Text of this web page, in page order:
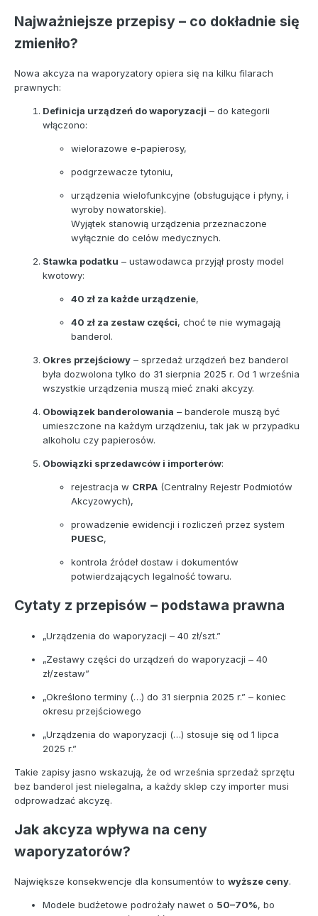
Najważniejsze przepisy – co dokładnie się
zmieniło?
Nowa akcyza na waporyzatory opiera się na kilku filarach
prawnych:
Definicja urządzeń do waporyzacji – do kategorii
włączono:
wielorazowe e-papierosy,
podgrzewacze tytoniu,
urządzenia wielofunkcyjne (obsługujące i płyny, i
wyroby nowatorskie).
Wyjątek stanowią urządzenia przeznaczone
wyłącznie do celów medycznych.
Stawka podatku – ustawodawca przyjął prosty model
kwotowy:
40 zł za każde urządzenie,
40 zł za zestaw części, choć te nie wymagają
banderol.
Okres przejściowy – sprzedaż urządzeń bez banderol
była dozwolona tylko do 31 sierpnia 2025 r. Od 1 września
wszystkie urządzenia muszą mieć znaki akcyzy.
Obowiązek banderolowania – banderole muszą być
umieszczone na każdym urządzeniu, tak jak w przypadku
alkoholu czy papierosów.
Obowiązki sprzedawców i importerów:
rejestracja w CRPA (Centralny Rejestr Podmiotów
Akcyzowych),
prowadzenie ewidencji i rozliczeń przez system
PUESC,
kontrola źródeł dostaw i dokumentów
potwierdzających legalność towaru.
Cytaty z przepisów – podstawa prawna
„Urządzenia do waporyzacji – 40 zł/szt.”
„Zestawy części do urządzeń do waporyzacji – 40
zł/zestaw”
„Określono terminy (…) do 31 sierpnia 2025 r.” – koniec
okresu przejściowego
„Urządzenia do waporyzacji (…) stosuje się od 1 lipca
2025 r.”
Takie zapisy jasno wskazują, że od września sprzedaż sprzętu
bez banderol jest nielegalna, a każdy sklep czy importer musi
odprowadzać akcyzę.
Jak akcyza wpływa na ceny
waporyzatorów?
Największe konsekwencje dla konsumentów to wyższe ceny.
Modele budżetowe podrożały nawet o 50–70%, bo